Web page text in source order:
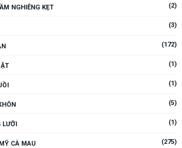
NGHIÊNG KẸT (2)
(3)
(172)
(1)
(1)
(5)
LƯỠI (1)
CÀ MAU (275)